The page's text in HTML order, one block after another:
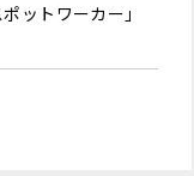
ットワーカー」